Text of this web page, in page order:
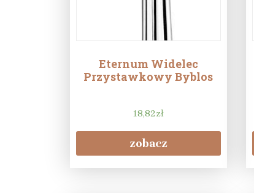
Eternum Widelec
Przystawkowy Byblos
18,82zł
zobacz